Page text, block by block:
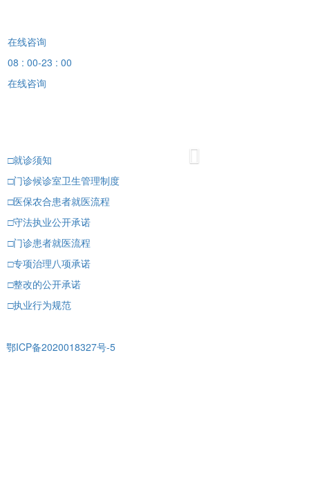
在线咨询
08 : 00-23 : 00
在线咨询
Next
□就诊须知
□门诊候诊室卫生管理制度
□医保农合患者就医流程
□守法执业公开承诺
□门诊患者就医流程
□专项治理八项承诺
□整改的公开承诺
□执业行为规范
鄂ICP备2020018327号-5